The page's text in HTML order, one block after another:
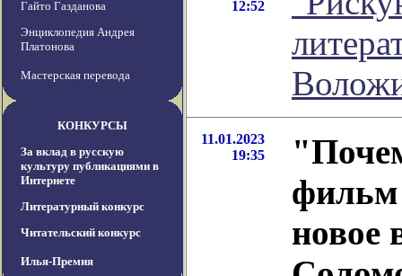
Гайто Газданова
Энциклопедия Андрея
Платонова
Мастерская перевода
КОНКУРСЫ
За вклад в русскую
культуру публикациями в
Интернете
Литературный конкурс
Читательский конкурс
Илья-Премия
12:52
11.01.2023
19:35
фильм
новое